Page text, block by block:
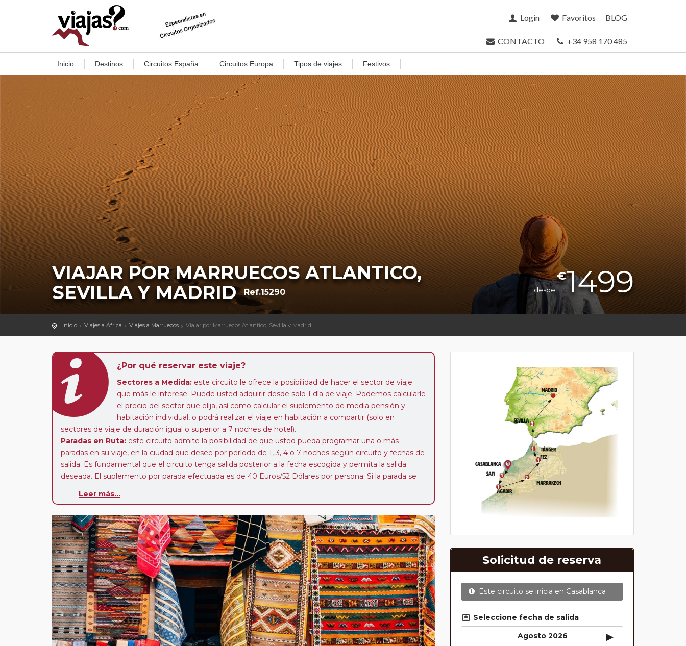
Login Favoritos BLOG
CONTACTO +34 958 170 485
Inicio Destinos Circuitos España Circuitos Europa Tipos de viajes Festivos
VIAJAR POR MARRUECOS ATLANTICO,
SEVILLA Y MADRID Ref.15290 desde
€1499
Inicio Viajes a África Viajes a Marruecos Viajar por Marruecos Atlantico, Sevilla y Madrid
¿Por qué reservar este viaje?
Sectores a Medida: este circuito le ofrece la posibilidad de hacer el sector de viaje
que más le interese. Puede usted adquirir desde solo 1 día de viaje. Podemos calcularle
el precio del sector que elija, así como calcular el suplemento de media pensión y
habitación individual, o podrá realizar el viaje en habitación a compartir (solo en
sectores de viaje de duración igual o superior a 7 noches de hotel).
Paradas en Ruta: este circuito admite la posibilidad de que usted pueda programar una o más
paradas en su viaje, en la ciudad que desee por período de 1, 3, 4 o 7 noches según circuito y fechas de
salida. Es fundamental que el circuito tenga salida posterior a la fecha escogida y permita la salida
deseada. El suplemento por parada efectuada es de 40 Euros/52 Dólares por persona. Si la parada se
Pasajero Club:este circuito, en cualquier época del año, ofrece a los pasajeros que ya hayan viajado
realiza tras rellenar el cuestionario de satisfacción en "Mi viaje") o los que estén en luna de miel
contarán con un descuento del 5%.
Leer más...
Solicitud de reserva
Este circuito se inicia en Casablanca
Seleccione fecha de salida
Agosto 2026
▸